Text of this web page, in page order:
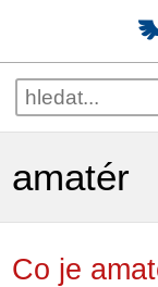
amatér
Co je